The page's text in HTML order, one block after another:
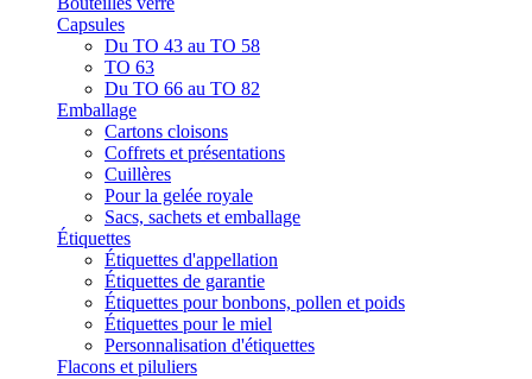
Capsules
Du TO 43 au TO 58
TO 63
Du TO 66 au TO 82
Emballage
Cartons cloisons
Coffrets et présentations
Cuillères
Pour la gelée royale
Sacs, sachets et emballage
Étiquettes
Étiquettes d'appellation
Étiquettes de garantie
Étiquettes pour bonbons, pollen et poids
Étiquettes pour le miel
Personnalisation d'étiquettes
Flacons et piluliers